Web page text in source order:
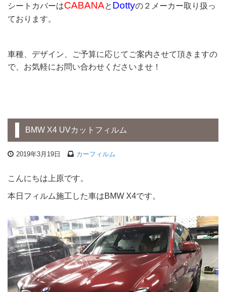
シートカバーはCABANAと Dottyの２メーカー取り扱っ
ております。
車種、デザイン、ご予算に応じてご案内させて頂きますの
で、お気軽にお問い合わせくださいませ！
BMW X4 UVカットフィルム
2019年3月19日 カーフィルム
こんにちは上原です。
本日フィルム施工した車はBMW X4です。